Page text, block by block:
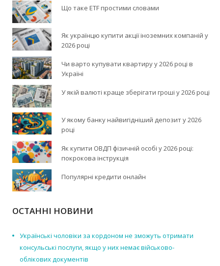
Що таке ETF простими словами
Як українцю купити акції іноземних компаній у
2026 році
Чи варто купувати квартиру у 2026 році в
Україні
У якій валюті краще зберігати гроші у 2026 році
У якому банку найвигідніший депозит у 2026
році
Як купити ОВДП фізичній особі у 2026 році:
покрокова інструкція
Популярні кредити онлайн
ОСТАННІ НОВИНИ
Українські чоловіки за кордоном не зможуть отримати
консульські послуги, якщо у них немає військово-
облікових документів